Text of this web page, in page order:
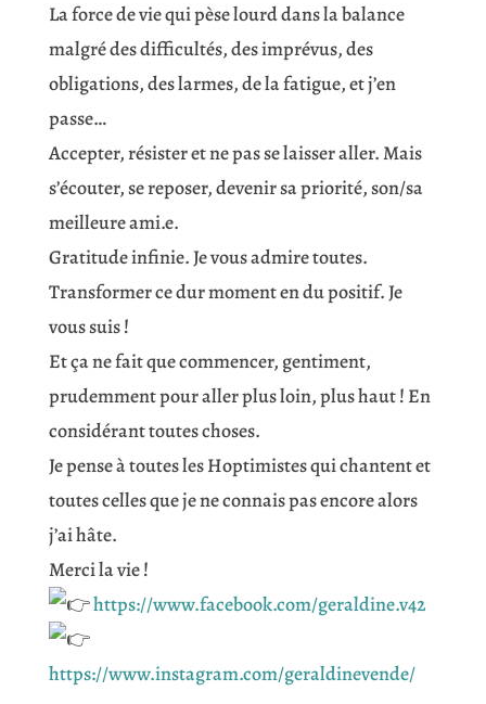
La force de vie qui pèse lourd dans la balance
malgré des difficultés, des imprévus, des
obligations, des larmes, de la fatigue, et j’en
passe…
Accepter, résister et ne pas se laisser aller. Mais
s’écouter, se reposer, devenir sa priorité, son/sa
meilleure ami.e.
Gratitude infinie. Je vous admire toutes.
Transformer ce dur moment en du positif. Je
vous suis !
Et ça ne fait que commencer, gentiment,
prudemment pour aller plus loin, plus haut ! En
considérant toutes choses.
Je pense à toutes les Hoptimistes qui chantent et
toutes celles que je ne connais pas encore alors
j’ai hâte.
Merci la vie !
https://www.facebook.com/geraldine.v42
https://www.instagram.com/geraldinevende/